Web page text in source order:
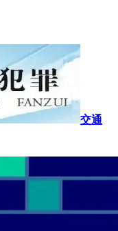
交通